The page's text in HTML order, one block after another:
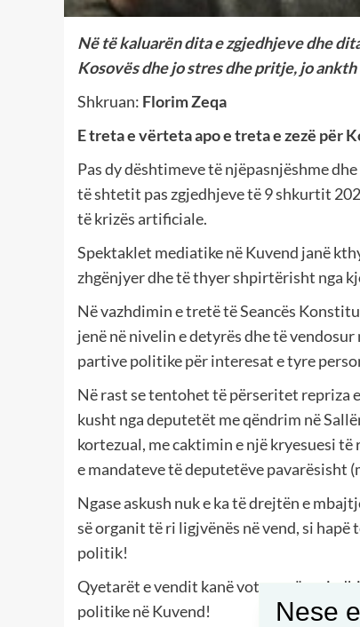
Në të kaluarën dita e zgjedhjeve dhe
Kosovës dhe jo stres dhe pritje, jo
Shkruan: Florim Zeqa
E treta e vërteta apo e treta e zezë për
Pas dy dështimeve të njëpasnjëshme
të shtetit pas zgjedhjeve të 9 shkurtit
të krizës artificiale.
Spektaklet mediatike në Kuvend janë
zhgënjyer dhe të thyer shpirtërisht nga
Në vazhdimin e tretë të Seancës
jenë në nivelin e detyrës dhe të
partive politike për interesat e tyre
Në rast se tentohet të përseritet repriza
kusht nga deputetët me qëndrim në
kortezual, me caktimin e një kryesuesi
e mandateve të deputetëve pavarësisht
Ngase askush nuk e ka të drejtën e
së organit të ri ligjvënës në vend, si
politik!
Qyetarët e vendit kanë votuar për
politike në Kuvend!
Nese